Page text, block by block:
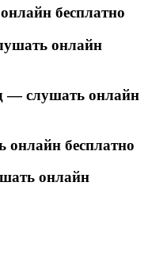
бесплатно
онлайн
— слушать онлайн
бесплатно
онлайн